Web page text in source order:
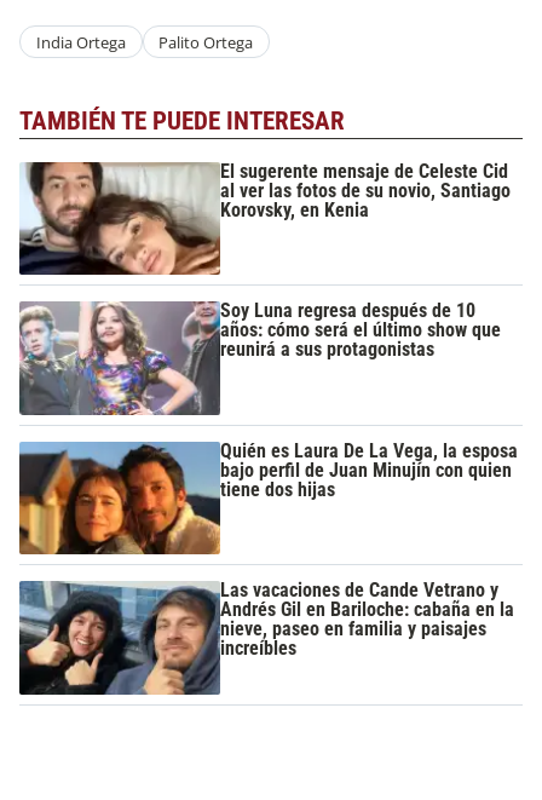
India Ortega Palito Ortega
TAMBIÉN TE PUEDE INTERESAR
El sugerente mensaje de Celeste Cid
al ver las fotos de su novio, Santiago
Korovsky, en Kenia
Soy Luna regresa después de 10
años: cómo será el último show que
reunirá a sus protagonistas
Quién es Laura De La Vega, la esposa
bajo perfil de Juan Minujín con quien
tiene dos hijas
Las vacaciones de Cande Vetrano y
Andrés Gil en Bariloche: cabaña en la
nieve, paseo en familia y paisajes
increíbles